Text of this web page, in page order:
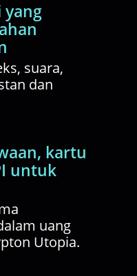
yang
suara,
dan
kartu
untuk
uang
Utopia.